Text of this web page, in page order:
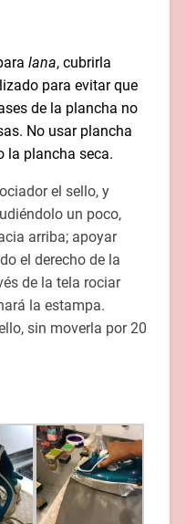
lana, cubrirla
para evitar que
de la plancha no
No usar plancha
la plancha seca.
el sello, y
un poco,
arriba; apoyar
el derecho de la
de la tela rociar
la estampa.
sin moverla por 20